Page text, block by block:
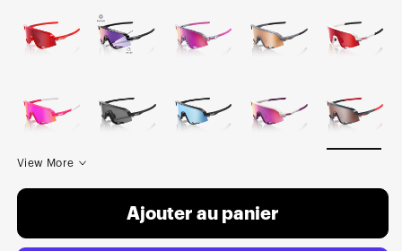
View More
Ajouter au panier